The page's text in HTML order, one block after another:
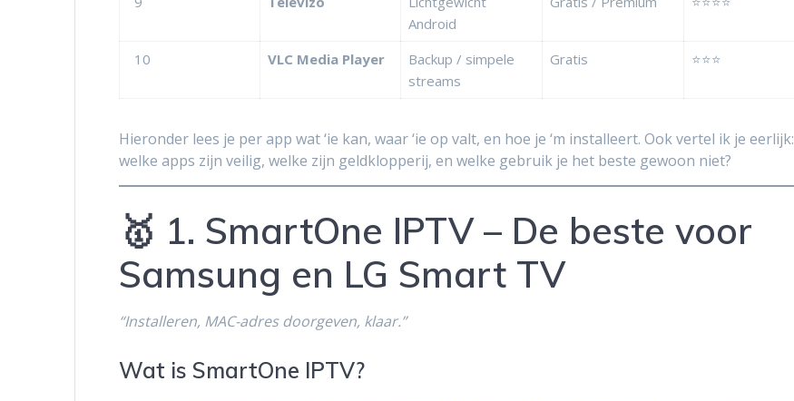
Android
10 VLC Media Player
Backup / simpele
streams
Gratis ⭐⭐⭐
Hieronder lees je per app wat ‘ie kan, waar ‘ie op valt, en hoe je ‘m installeert. Ook vertel ik je eerlijk:
welke apps zijn veilig, welke zijn geldklopperij, en welke gebruik je het beste gewoon niet?
🥇 1. SmartOne IPTV – De beste voor
Samsung en LG Smart TV
“Installeren, MAC-adres doorgeven, klaar.”
Wat is SmartOne IPTV?